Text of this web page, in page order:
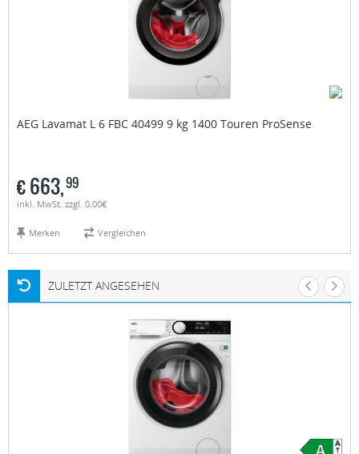
AEG Lavamat L 6 FBC 40499 9 kg 1400 Touren ProSense
€663,99
inkl. MwSt. zzgl. 0,00€
Merken Vergleichen
ZULETZT ANGESEHEN